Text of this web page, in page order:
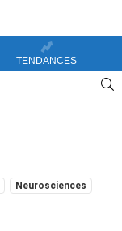
TENDANCES
Neurosciences